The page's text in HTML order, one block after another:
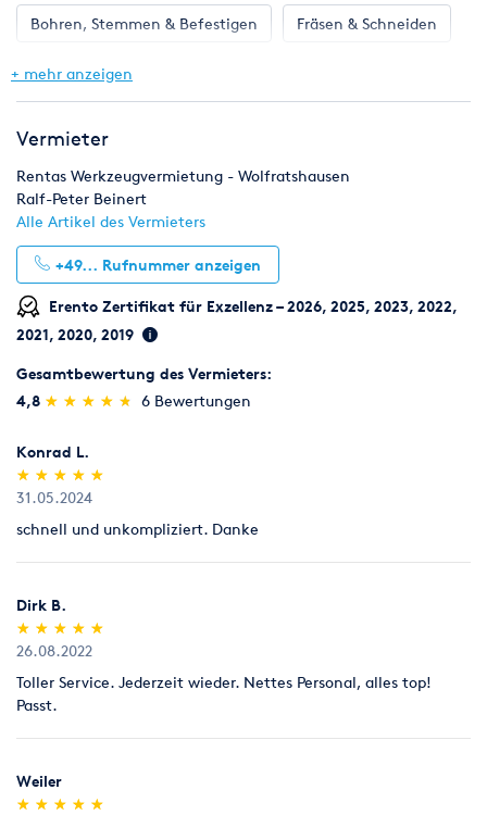
Bohren, Stemmen & Befestigen Fräsen & Schneiden
Gartengeräte
+ mehr anzeigen
Vermieter
Rentas Werkzeugvermietung - Wolfratshausen
Ralf-Peter Beinert
Alle Artikel des Vermieters
+49... Rufnummer anzeigen
Erento Zertifikat für Exzellenz – 2026, 2025, 2023, 2022,
2021, 2020, 2019
Gesamtbewertung des Vermieters:
4,8 (*)
★
★
(*) ★
★
(*) ★
★
(*) ★
★
(*) ★
★ 6 Bewertungen
Konrad L.
(*)
★
★
(*) ★
★
(*) ★
★
(*) ★
★
(*) ★
★
31.05.2024
schnell und unkompliziert. Danke
Dirk B.
(*)
★
★
(*) ★
★
(*) ★
★
(*) ★
★
(*) ★
★
26.08.2022
Toller Service. Jederzeit wieder. Nettes Personal, alles top!
Passt.
Weiler
(*)
★
★
(*) ★
★
(*) ★
★
(*) ★
★
(*) ★
★